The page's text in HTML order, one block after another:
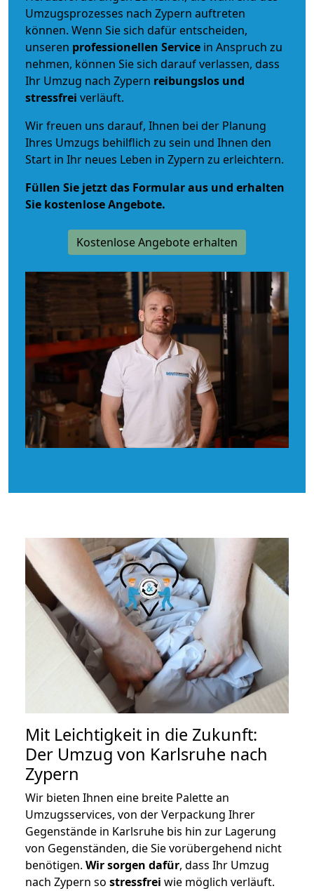
Umzugsprozesses nach Zypern auftreten
können. Wenn Sie sich dafür entscheiden,
unseren professionellen Service in Anspruch zu
nehmen, können Sie sich darauf verlassen, dass
Ihr Umzug nach Zypern reibungslos und
stressfrei verläuft.
Wir freuen uns darauf, Ihnen bei der Planung
Ihres Umzugs behilflich zu sein und Ihnen den
Start in Ihr neues Leben in Zypern zu erleichtern.
Füllen Sie jetzt das Formular aus und erhalten
Sie kostenlose Angebote.
Kostenlose Angebote erhalten
Mit Leichtigkeit in die Zukunft:
Der Umzug von Karlsruhe nach
Zypern
Wir bieten Ihnen eine breite Palette an
Umzugsservices, von der Verpackung Ihrer
Gegenstände in Karlsruhe bis hin zur Lagerung
von Gegenständen, die Sie vorübergehend nicht
benötigen. Wir sorgen dafür, dass Ihr Umzug
nach Zypern so stressfrei wie möglich verläuft.